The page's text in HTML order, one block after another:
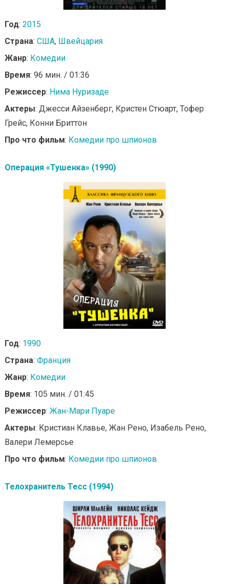
Год: 2015
Страна: США, Швейцария
Жанр: Комедии
Время: 96 мин. / 01:36
Режиссер: Нима Нуризаде
Актеры: Джесси Айзенберг, Кристен Стюарт, Тофер
Грейс, Конни Бриттон
Про что фильм: Комедии про шпионов
Операция «Тушенка» (1990)
Год: 1990
Страна: Франция
Жанр: Комедии
Время: 105 мин. / 01:45
Режиссер: Жан-Мари Пуаре
Актеры: Кристиан Клавье, Жан Рено, Изабель Рено,
Валери Лемерсье
Про что фильм: Комедии про шпионов
Телохранитель Тесс (1994)